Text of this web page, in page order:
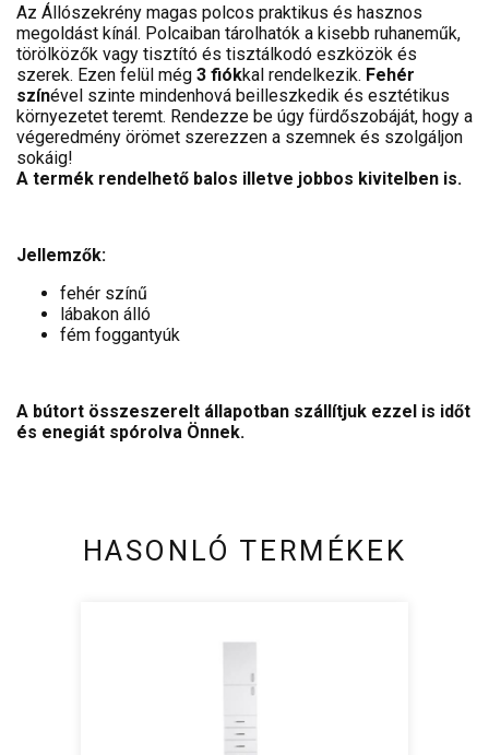
Az Állószekrény magas polcos praktikus és hasznos
megoldást kínál. Polcaiban tárolhatók a kisebb ruhaneműk,
törölközők vagy tisztító és tisztálkodó eszközök és
szerek. Ezen felül még 3 fiókkal rendelkezik. Fehér
színével szinte mindenhová beilleszkedik és esztétikus
környezetet teremt. Rendezze be úgy fürdőszobáját, hogy a
végeredmény örömet szerezzen a szemnek és szolgáljon
sokáig!
A termék rendelhető balos illetve jobbos kivitelben is.
Jellemzők:
fehér színű
lábakon álló
fém foggantyúk
A bútort összeszerelt állapotban szállítjuk ezzel is időt
és enegiát spórolva Önnek.
HASONLÓ TERMÉKEK